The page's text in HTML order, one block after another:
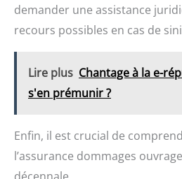
demander une assistance
recours possibles en cas de
Lire plus Chantage à la e-
s'en prémunir ?
Enfin, il est crucial de
l’assurance dommages
décennale.